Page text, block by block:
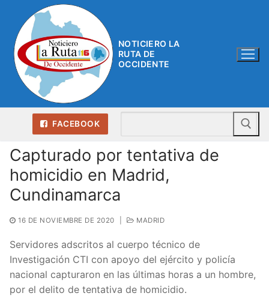
contenido
NOTICIERO LA
RUTA DE
OCCIDENTE
FACEBOOK
Capturado por tentativa de
homicidio en Madrid,
Cundinamarca
16 DE NOVIEMBRE DE 2020 MADRID
Servidores adscritos al cuerpo técnico de
Investigación CTI con apoyo del ejército y policía
nacional capturaron en las últimas horas a un hombre,
por el delito de tentativa de homicidio.